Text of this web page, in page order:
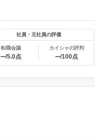
社員・元社員の評価
転職会議
--/5.0点
カイシャの評判
--/100点